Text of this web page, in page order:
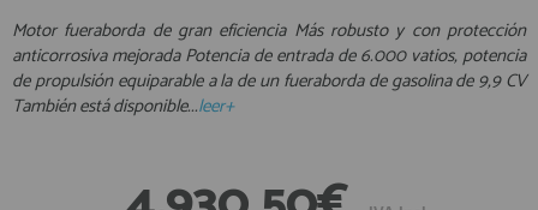
Neveras y Termos
Seguridad
Vela y Maniobra
Submarinismo
Área profesionales
Regístrate y aprovecha los descuentos y ventajas de ser
Profesional de la Náutica
Motor fueraborda de gran eficiencia Más robusto y con protección
anticorrosiva mejorada Potencia de entrada de 6.000 vatios, potencia
de propulsión equiparable a la de un fueraborda de gasolina de 9,9 CV
También está disponible...leer+